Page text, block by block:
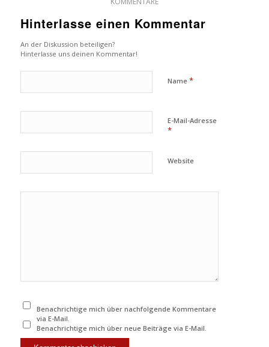
Hinterlasse einen Kommentar
An der Diskussion beteiligen?
Hinterlasse uns deinen Kommentar!
Name *
E-Mail-Adresse
*
Website
Benachrichtige mich über nachfolgende Kommentare
via E-Mail.
Benachrichtige mich über neue Beiträge via E-Mail.